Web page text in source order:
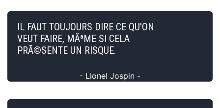
IL FAUT TOUJOURS DIRE CE QU'ON
VEUT FAIRE, MÃªME SI CELA
PRÃ©SENTE UN RISQUE.
- Lionel Jospin -